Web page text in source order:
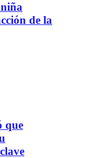
de la
que